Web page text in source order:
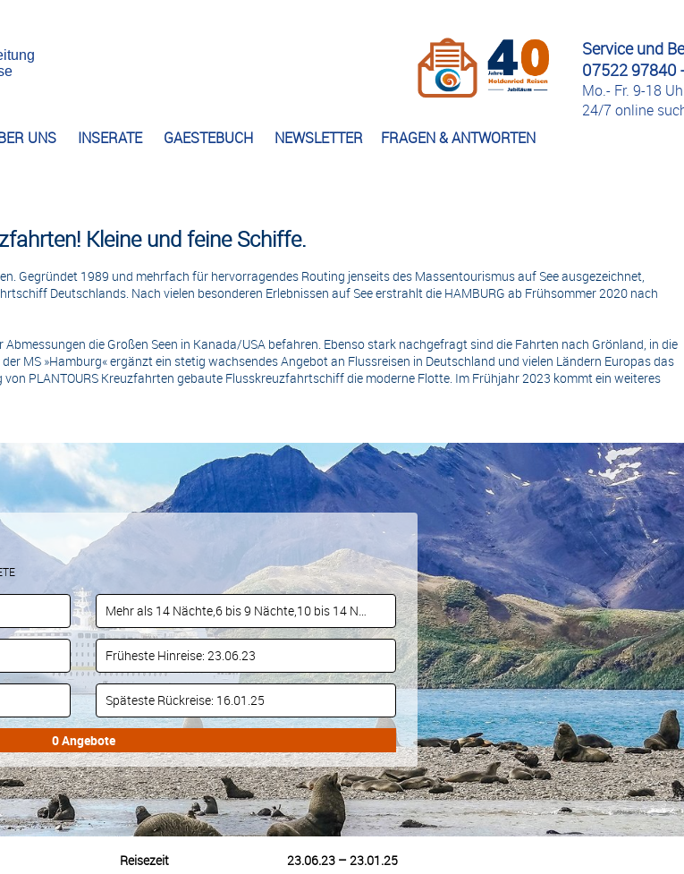
UNS INSERATE GAESTEBUCH NEWSLETTER FRAGEN & ANTWORTEN
Service und
07522 97840
Mo.- Fr. 9-18
24/7 online
Kleine und feine Schiffe.
Gegründet 1989 und mehrfach für hervorragendes Routing jenseits des Massentourismus auf See ausgezeichnet,
Deutschlands. Nach vielen besonderen Erlebnissen auf See erstrahlt die HAMBURG ab Frühsommer 2020 nach
die Großen Seen in Kanada/USA befahren. Ebenso stark nachgefragt sind die Fahrten nach Grönland, in die
MS »Hamburg« ergänzt ein stetig wachsendes Angebot an Flussreisen in Deutschland und vielen Ländern Europas das
PLANTOURS Kreuzfahrten gebaute Flusskreuzfahrtschiff die moderne Flotte. Im Frühjahr 2023 kommt ein weiteres
Reisezeit 23.06.23 – 23.01.25